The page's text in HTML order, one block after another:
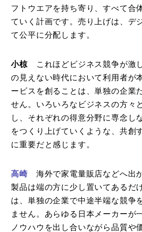
フトウエアを持ち寄り、すべて合
ていく計画です。売り上げは、デ
て公平に分配します。
小椋 これほどビジネス競争が激
の見えない時代において利用者が
ービスを創ることは、単独の企業
せん。いろいろなビジネスの方々
し、それぞれの得意分野に専念し
をつくり上げていくような、共創
に重要だと感じます。
高崎 海外で家電量販店などへ出
製品は端の方に少し置いてあるだ
は、単独の企業で中途半端な競争
ません。あらゆる日本メーカーが
ノウハウを出し合いながら品質や